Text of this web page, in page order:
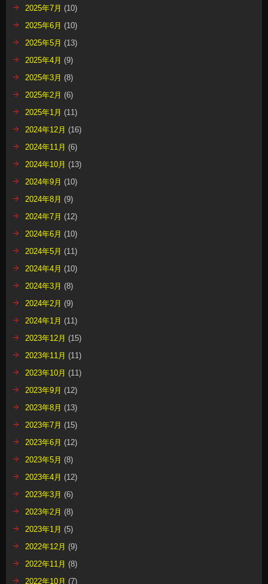
2025年7月 (10)
2025年6月 (10)
2025年5月 (13)
2025年4月 (9)
2025年3月 (8)
2025年2月 (6)
2025年1月 (11)
2024年12月 (16)
2024年11月 (6)
2024年10月 (13)
2024年9月 (10)
2024年8月 (9)
2024年7月 (12)
2024年6月 (10)
2024年5月 (11)
2024年4月 (10)
2024年3月 (8)
2024年2月 (9)
2024年1月 (11)
2023年12月 (15)
2023年11月 (11)
2023年10月 (11)
2023年9月 (12)
2023年8月 (13)
2023年7月 (15)
2023年6月 (12)
2023年5月 (8)
2023年4月 (12)
2023年3月 (6)
2023年2月 (8)
2023年1月 (5)
2022年12月 (9)
2022年11月 (8)
2022年10月 (7)